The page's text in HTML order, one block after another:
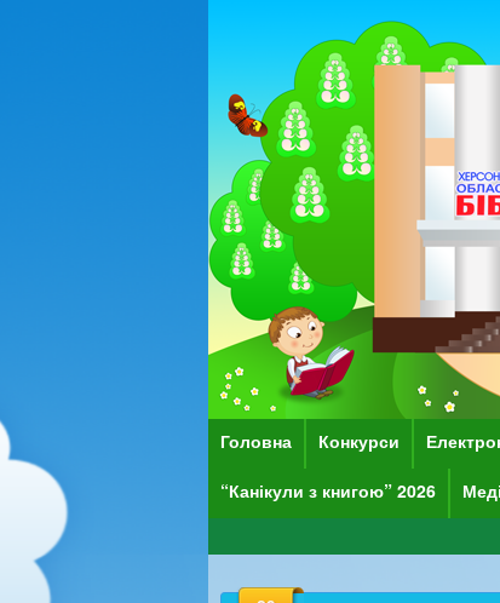
Головна Конкурси
“Канікули з книгою” 2026